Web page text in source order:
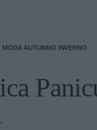
MODA AUTUNNO INVERNO